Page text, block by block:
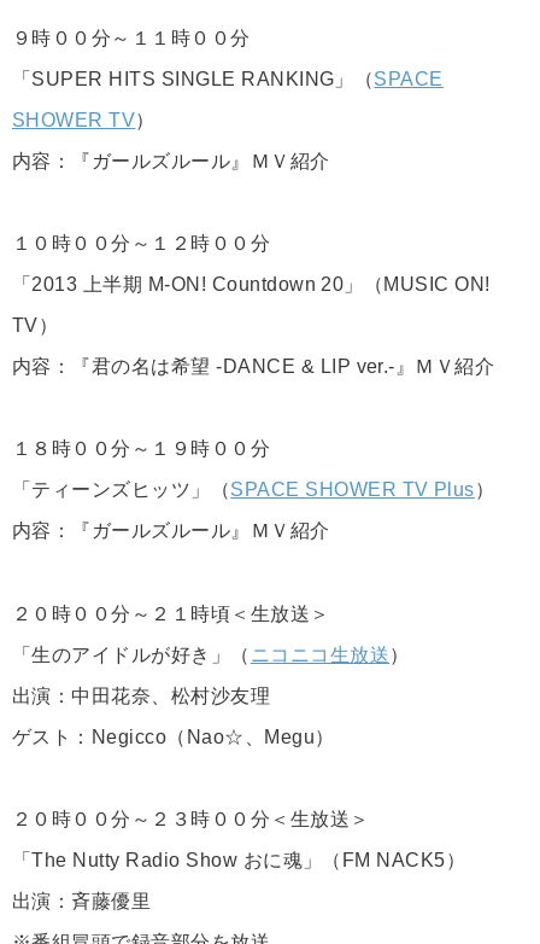
９時００分～１１時００分
「SUPER HITS SINGLE RANKING」（SPACE
SHOWER TV）
内容：『ガールズルール』ＭＶ紹介
１０時００分～１２時００分
「2013 上半期 M-ON! Countdown 20」（MUSIC ON!
TV）
内容：『君の名は希望 -DANCE & LIP ver.-』ＭＶ紹介
１８時００分～１９時００分
「ティーンズヒッツ」（SPACE SHOWER TV Plus）
内容：『ガールズルール』ＭＶ紹介
２０時００分～２１時頃＜生放送＞
「生のアイドルが好き」（ ニコニコ生放送）
出演：中田花奈、松村沙友理
ゲスト：Negicco（Nao☆、Megu）
２０時００分～２３時００分＜生放送＞
「The Nutty Radio Show おに魂」（FM NACK5）
出演：斉藤優里